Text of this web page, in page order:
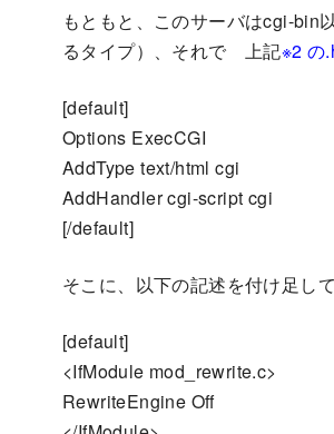
もともと、このサーバはcgi-bin
るタイプ）、それで 上記※2 の
[default]
Options ExecCGI
AddType text/html cgi
AddHandler cgi-script cgi
[/default]
そこに、以下の記述を付け足し
[default]
<IfModule mod_rewrite.c>
RewriteEngine Off